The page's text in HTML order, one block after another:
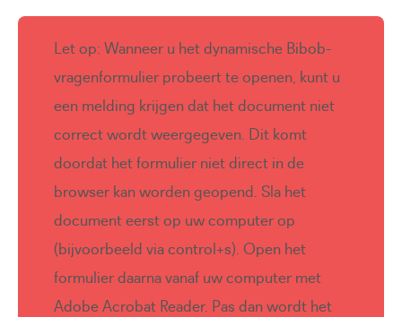
Let op: Wanneer u het dynamische Bibob-
vragenformulier probeert te openen, kunt u
een melding krijgen dat het document niet
correct wordt weergegeven. Dit komt
doordat het formulier niet direct in de
browser kan worden geopend. Sla het
document eerst op uw computer op
(bijvoorbeeld via control+s). Open het
formulier daarna vanaf uw computer met
Adobe Acrobat Reader. Pas dan wordt het